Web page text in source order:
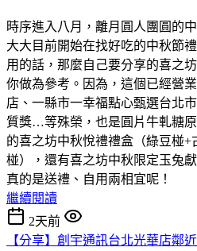
時序進入八月，離月圓人團圓的
大大目前開始在找好吃的中秋節
用的話，那麼自己要分享的喜之
你做為參考。因為，這個已經營
店、一縣市一幸福點心甄選台北
質獎…等殊榮，也是圓片牛軋糖
的喜之坊中秋悅禮禮盒（綠豆椪+
椪），還有喜之坊中秋限定玉兔
真的是送禮、自用兩相宜呢！
繼續閱讀
2天前
【分享】創宇通訊台北光華店鄰